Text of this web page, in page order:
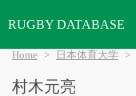
RUGBY DATABASE
Home 日本体育大学
村木元亮